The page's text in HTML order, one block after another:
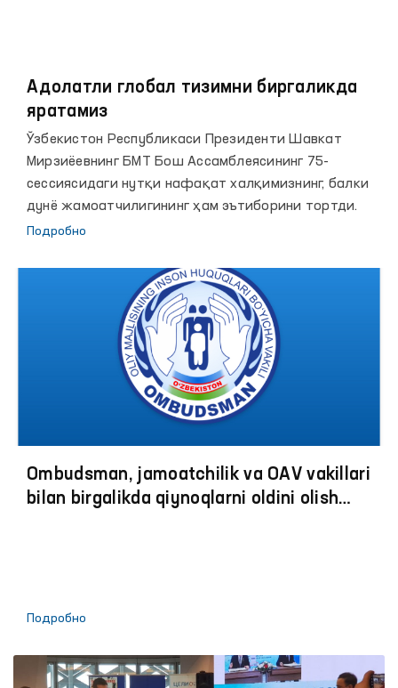
Адолатли глобал тизимни биргаликда
яратамиз
Ўзбекистон Республикаси Президенти Шавкат
Мирзиёевнинг БМТ Бош Ассамблеясининг 75-
сессиясидаги нутқи нафақат халқимизнинг, балки
дунё жамоатчилигининг ҳам эътиборини тортди.
Подробно
Ombudsman, jamoatchilik va OАV vakillari
bilan birgalikda qiynoqlarni oldini olish
Подробно